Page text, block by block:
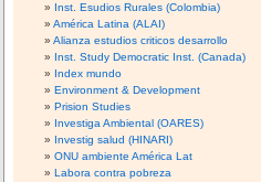
Inst. Esudios Rurales (Colombia)
América Latina (ALAI)
Alianza estudios criticos desarrollo
Inst. Study Democratic Inst. (Canada)
Index mundo
Environment & Development
Prision Studies
Investiga Ambiental (OARES)
Investig salud (HINARI)
ONU ambiente América Lat
Labora contra pobreza